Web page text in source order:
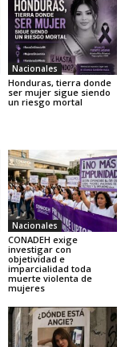
Nacionales
Honduras, tierra donde
ser mujer sigue siendo
un riesgo mortal
Nacionales
CONADEH exige
investigar con
objetividad e
imparcialidad toda
muerte violenta de
mujeres